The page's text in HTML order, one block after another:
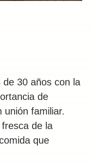
de 30 años con la
de
unión familiar.
de la
que